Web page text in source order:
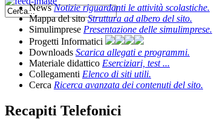
NewsNotizie riguardanti le attività scolastiche.
Mappa del sitoStruttura ad albero del sito.
Simulimprese Presentazione delle simulimprese.
Progetti Informatici
Downloads Scarica allegati e programmi.
Materiale didattico Eserciziari, test ...
Collegamenti Elenco di siti utili.
Cerca Ricerca avanzata dei contenuti del sito.
Recapiti Telefonici